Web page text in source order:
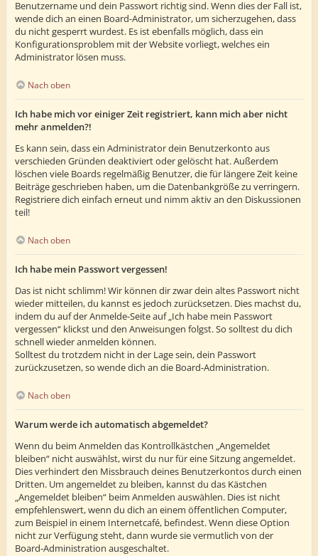
Benutzername und dein Passwort richtig sind. Wenn dies der Fall ist,
wende dich an einen Board-Administrator, um sicherzugehen, dass
du nicht gesperrt wurdest. Es ist ebenfalls möglich, dass ein
Konfigurationsproblem mit der Website vorliegt, welches ein
Administrator lösen muss.
Nach oben
Ich habe mich vor einiger Zeit registriert, kann mich aber nicht
mehr anmelden?!
Es kann sein, dass ein Administrator dein Benutzerkonto aus
verschieden Gründen deaktiviert oder gelöscht hat. Außerdem
löschen viele Boards regelmäßig Benutzer, die für längere Zeit keine
Beiträge geschrieben haben, um die Datenbankgröße zu verringern.
Registriere dich einfach erneut und nimm aktiv an den Diskussionen
teil!
Nach oben
Ich habe mein Passwort vergessen!
Das ist nicht schlimm! Wir können dir zwar dein altes Passwort nicht
wieder mitteilen, du kannst es jedoch zurücksetzen. Dies machst du,
indem du auf der Anmelde-Seite auf „Ich habe mein Passwort
vergessen“ klickst und den Anweisungen folgst. So solltest du dich
schnell wieder anmelden können.
Solltest du trotzdem nicht in der Lage sein, dein Passwort
zurückzusetzen, so wende dich an die Board-Administration.
Nach oben
Warum werde ich automatisch abgemeldet?
Wenn du beim Anmelden das Kontrollkästchen „Angemeldet
bleiben“ nicht auswählst, wirst du nur für eine Sitzung angemeldet.
Dies verhindert den Missbrauch deines Benutzerkontos durch einen
Dritten. Um angemeldet zu bleiben, kannst du das Kästchen
„Angemeldet bleiben“ beim Anmelden auswählen. Dies ist nicht
empfehlenswert, wenn du dich an einem öffentlichen Computer,
zum Beispiel in einem Internetcafé, befindest. Wenn diese Option
nicht zur Verfügung steht, dann wurde sie vermutlich von der
Board-Administration ausgeschaltet.